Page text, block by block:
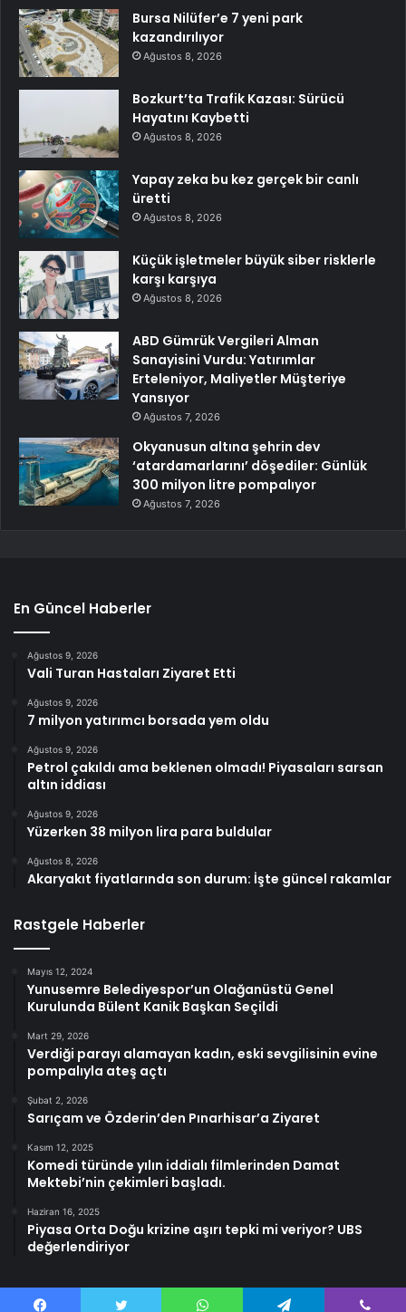
Bursa Nilüfer’e 7 yeni park
kazandırılıyor
Ağustos 8, 2026
Bozkurt’ta Trafik Kazası: Sürücü
Hayatını Kaybetti
Ağustos 8, 2026
Yapay zeka bu kez gerçek bir canlı
üretti
Ağustos 8, 2026
Küçük işletmeler büyük siber risklerle
karşı karşıya
Ağustos 8, 2026
ABD Gümrük Vergileri Alman
Sanayisini Vurdu: Yatırımlar
Erteleniyor, Maliyetler Müşteriye
Yansıyor
Ağustos 7, 2026
Okyanusun altına şehrin dev
‘atardamarlarını’ döşediler: Günlük
300 milyon litre pompalıyor
Ağustos 7, 2026
En Güncel Haberler
Ağustos 9, 2026
Vali Turan Hastaları Ziyaret Etti
Ağustos 9, 2026
7 milyon yatırımcı borsada yem oldu
Ağustos 9, 2026
Petrol çakıldı ama beklenen olmadı! Piyasaları sarsan
altın iddiası
Ağustos 9, 2026
Yüzerken 38 milyon lira para buldular
Ağustos 8, 2026
Akaryakıt fiyatlarında son durum: İşte güncel rakamlar
Rastgele Haberler
Mayıs 12, 2024
Yunusemre Belediyespor’un Olağanüstü Genel
Kurulunda Bülent Kanik Başkan Seçildi
Mart 29, 2026
Verdiği parayı alamayan kadın, eski sevgilisinin evine
pompalıyla ateş açtı
Şubat 2, 2026
Sarıçam ve Özderin’den Pınarhisar’a Ziyaret
Kasım 12, 2025
Komedi türünde yılın iddialı filmlerinden Damat
Mektebi’nin çekimleri başladı.
Haziran 16, 2025
Piyasa Orta Doğu krizine aşırı tepki mi veriyor? UBS
değerlendiriyor